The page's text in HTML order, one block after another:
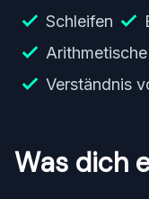
Schleifen
Verständnis
Was dich